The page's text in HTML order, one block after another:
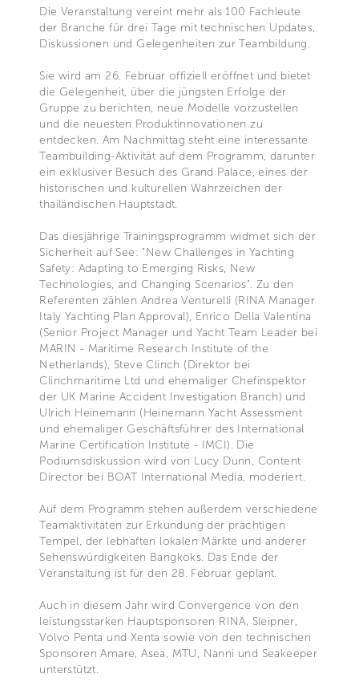
Die Veranstaltung vereint mehr als 100 Fachleute
der Branche für drei Tage mit technischen Updates,
Diskussionen und Gelegenheiten zur Teambildung.
Sie wird am 26. Februar offiziell eröffnet und bietet
die Gelegenheit, über die jüngsten Erfolge der
Gruppe zu berichten, neue Modelle vorzustellen
und die neuesten Produktinnovationen zu
entdecken. Am Nachmittag steht eine interessante
Teambuilding-Aktivität auf dem Programm, darunter
ein exklusiver Besuch des Grand Palace, eines der
historischen und kulturellen Wahrzeichen der
thailändischen Hauptstadt.
Das diesjährige Trainingsprogramm widmet sich der
Sicherheit auf See: "New Challenges in Yachting
Safety: Adapting to Emerging Risks, New
Technologies, and Changing Scenarios". Zu den
Referenten zählen Andrea Venturelli (RINA Manager
Italy Yachting Plan Approval), Enrico Della Valentina
(Senior Project Manager und Yacht Team Leader bei
MARIN - Maritime Research Institute of the
Netherlands), Steve Clinch (Direktor bei
Clinchmaritime Ltd und ehemaliger Chefinspektor
der UK Marine Accident Investigation Branch) und
Ulrich Heinemann (Heinemann Yacht Assessment
und ehemaliger Geschäftsführer des International
Marine Certification Institute - IMCI). Die
Podiumsdiskussion wird von Lucy Dunn, Content
Director bei BOAT International Media, moderiert.
Auf dem Programm stehen außerdem verschiedene
Teamaktivitäten zur Erkundung der prächtigen
Tempel, der lebhaften lokalen Märkte und anderer
Sehenswürdigkeiten Bangkoks. Das Ende der
Veranstaltung ist für den 28. Februar geplant.
Auch in diesem Jahr wird Convergence von den
leistungsstarken Hauptsponsoren RINA, Sleipner,
Volvo Penta und Xenta sowie von den technischen
Sponsoren Amare, Asea, MTU, Nanni und Seakeeper
unterstützt.